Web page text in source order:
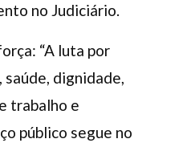
no Judiciário.
“A luta por
dignidade,
trabalho e
público segue no